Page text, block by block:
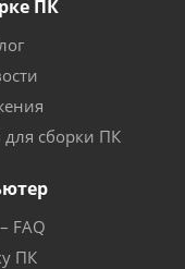
ПК
сборки ПК
FAQ
ПК